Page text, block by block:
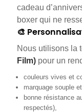
cadeau
boxer qui ne
🎨
Nous utilisons la
Film) pour un
couleurs vives et
marquage souple
bonne résistance
respectés),